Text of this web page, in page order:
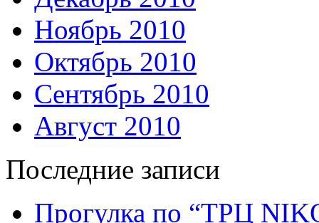
Ноябрь 2010
Октябрь 2010
Сентябрь 2010
Август 2010
Последние записи
Прогулка по “ТРЦ